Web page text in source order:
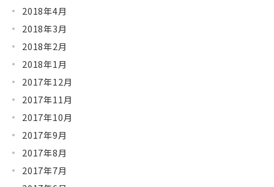
2018年4月
2018年3月
2018年2月
2018年1月
2017年12月
2017年11月
2017年10月
2017年9月
2017年8月
2017年7月